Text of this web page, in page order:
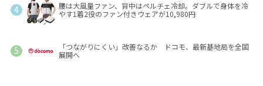
腰は大風量ファン、背中はペルチェ冷却。ダブルで身体を冷
やす1着2役のファン付きウェアが10,980円
「つながりにくい」改善なるか ドコモ、最新基地局を全国
展開へ